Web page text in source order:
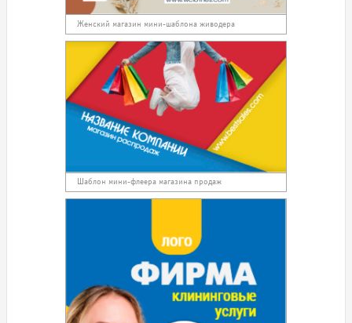
Женский магазин мини-шаблона живодера
Шаблон мини-флеера магазина продаж